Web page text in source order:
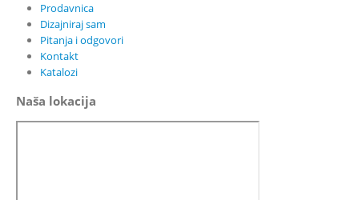
Prodavnica
Dizajniraj sam
Pitanja i odgovori
Kontakt
Katalozi
Naša lokacija